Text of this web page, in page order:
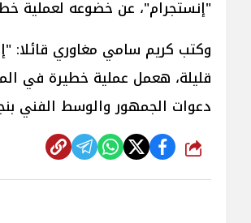
"إنستجرام"، عن خضوعه لعملية
وكتب كريم سامي مغاوري قائلا:
قليلة، هعمل عملية خطيرة في
دعوات الجمهور والوسط الفني
شارك